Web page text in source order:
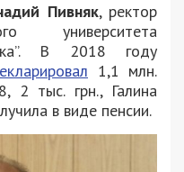
Пивняк, ректор
университета
В 2018 году
1,1 млн.
2 тыс. грн., Галина
в виде пенсии.